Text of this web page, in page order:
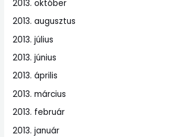
2013. október
2013. augusztus
2013. július
2013. június
2013. április
2013. március
2013. február
2013. január